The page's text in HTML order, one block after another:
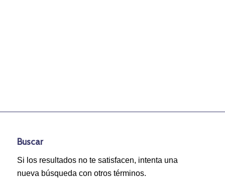
Buscar
Si los resultados no te satisfacen, intenta una
nueva búsqueda con otros términos.